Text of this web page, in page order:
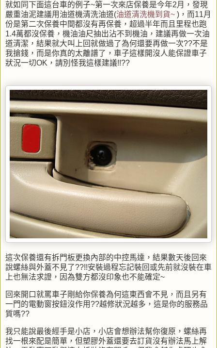
就如同下面這台車的例子~第一次來店保養是今年2月，發現
嚴重油泥建議用油道機清洗油道(油道清洗機到貨~ )，而11月
份是第二次保養中間都沒有再保養，超過半年而且里程也跑
1.4萬都沒保養，機油油尺抽出沾不到機油，建議再做一次油
道清潔，結果就大叫上回就做過了為何還要再做一次??不是
我搶錢，而是你真的太離譜了，車子這樣開沒人能保證車子
狀況一切OK，請別怪我這樣建議!!??
這次保養還有拆門板更換內部的中控馬達，結果數天後回來
說螺絲與外蓋不見了??!!安裝過程忘記裝回或先前就沒裝在車
上也無法求證，因為雙方都沒印象也不能確定~
回來開口就罵車子剛給你保養為何這東西會不見，而且另有
一門的電動窗按鈕沒作用??越修狀況越多，這是你的服務品
質嗎??
我只能說最後經手是小店，小店會想辦法幫你復原，螺絲再
找一根來配是簡單，但塑膠外蓋還要去訂貨沒有辦法馬上解